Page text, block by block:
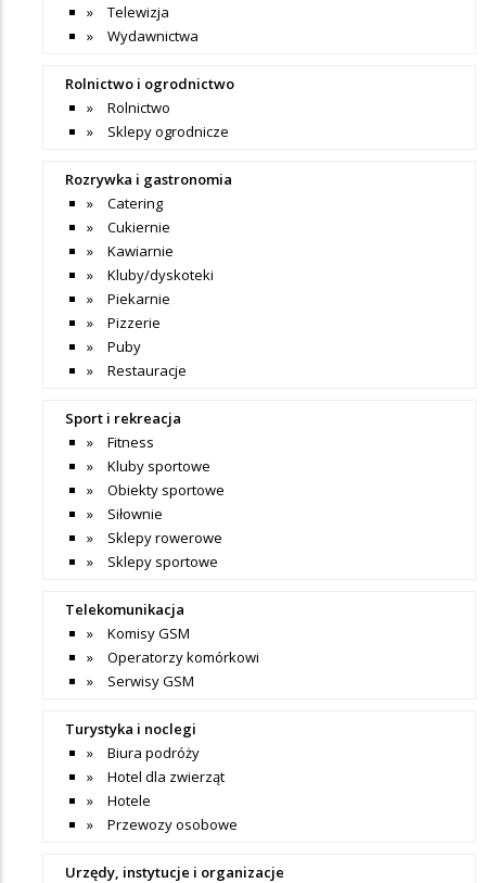
Telewizja
Wydawnictwa
Rolnictwo i ogrodnictwo
Rolnictwo
Sklepy ogrodnicze
Rozrywka i gastronomia
Catering
Cukiernie
Kawiarnie
Kluby/dyskoteki
Piekarnie
Pizzerie
Puby
Restauracje
Sport i rekreacja
Fitness
Kluby sportowe
Obiekty sportowe
Siłownie
Sklepy rowerowe
Sklepy sportowe
Telekomunikacja
Komisy GSM
Operatorzy komórkowi
Serwisy GSM
Turystyka i noclegi
Biura podróży
Hotel dla zwierząt
Hotele
Przewozy osobowe
Urzędy, instytucje i organizacje